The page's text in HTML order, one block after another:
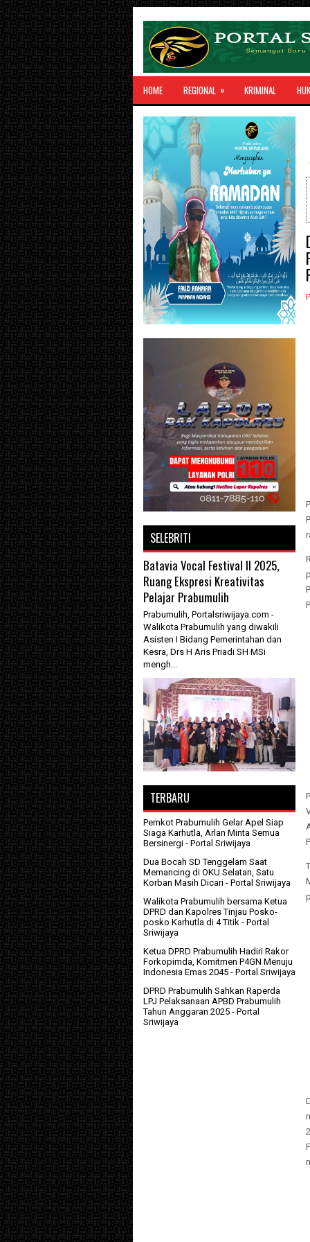
HOME REGIONAL » KRIMINAL
SELEBRITI
Batavia Vocal Festival II 2025,
Ruang Ekspresi Kreativitas
Pelajar Prabumulih
Prabumulih, Portalsriwijaya.com -
Walikota Prabumulih yang diwakili
Asisten I Bidang Pemerintahan dan
Kesra, Drs H Aris Priadi SH MSi
mengh...
TERBARU
Pemkot Prabumulih Gelar Apel Siap
Siaga Karhutla, Arlan Minta Semua
Bersinergi - Portal Sriwijaya
Dua Bocah SD Tenggelam Saat
Memancing di OKU Selatan, Satu
Korban Masih Dicari - Portal Sriwijaya
Walikota Prabumulih bersama Ketua
DPRD dan Kapolres Tinjau Posko-
posko Karhutla di 4 Titik - Portal
Sriwijaya
Ketua DPRD Prabumulih Hadiri Rakor
Forkopimda, Komitmen P4GN Menuju
Indonesia Emas 2045 - Portal Sriwijaya
DPRD Prabumulih Sahkan Raperda
LPJ Pelaksanaan APBD Prabumulih
Tahun Anggaran 2025 - Portal
Sriwijaya